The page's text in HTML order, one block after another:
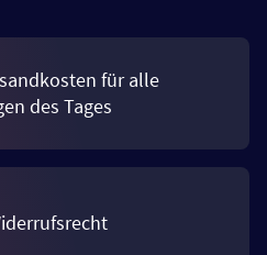
für alle
des Tages